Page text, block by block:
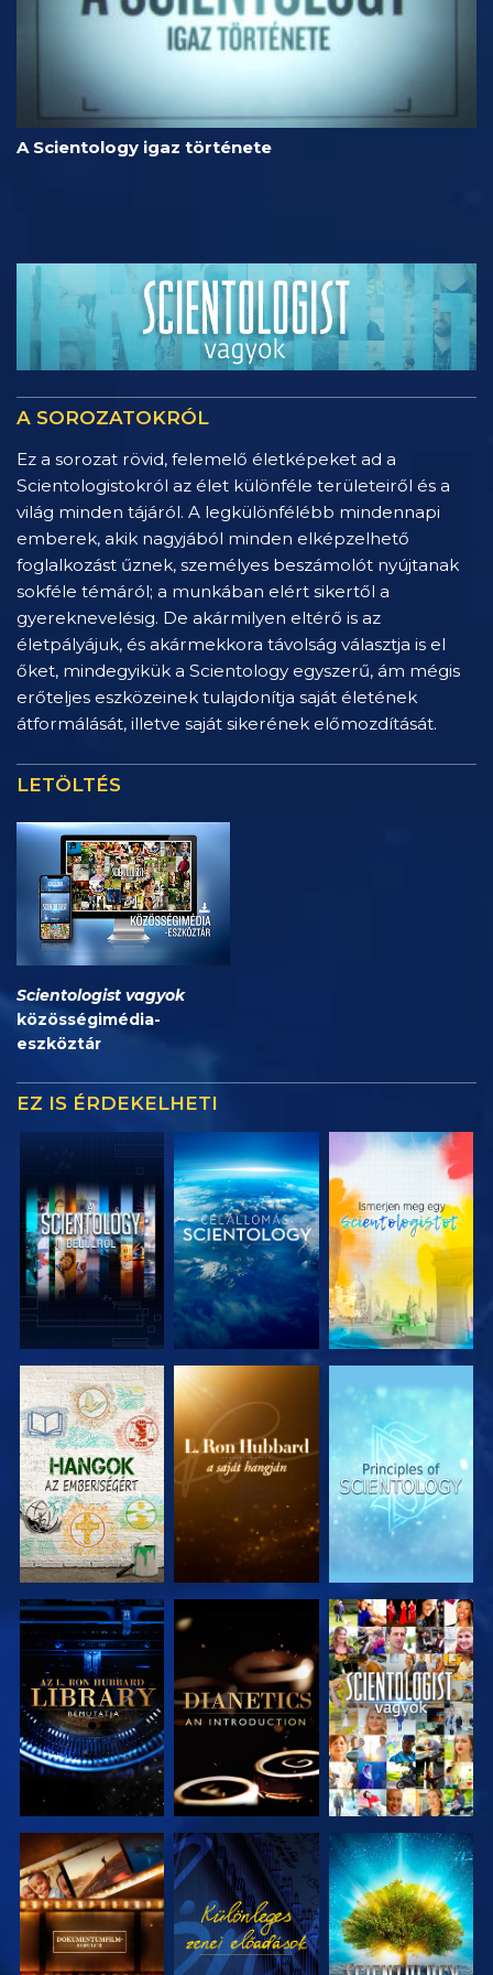
A Scientology igaz története
A SOROZATOKRÓL
Ez a sorozat rövid, felemelő életképeket ad a
Scientologistokról az élet különféle területeiről és a
világ minden tájáról. A legkülönfélébb mindennapi
emberek, akik nagyjából minden elképzelhető
foglalkozást űznek, személyes beszámolót nyújtanak
sokféle témáról; a munkában elért sikertől a
gyereknevelésig. De akármilyen eltérő is az
életpályájuk, és akármekkora távolság választja is el
őket, mindegyikük a Scientology egyszerű, ám mégis
erőteljes eszközeinek tulajdonítja saját életének
átformálását, illetve saját sikerének előmozdítását.
LETÖLTÉS
Scientologist vagyok
közösségimédia-
eszköztár
EZ IS ÉRDEKELHETI
A SOROZAT
RÉSZEI
A SOROZAT
RÉSZEI
A SOROZAT
RÉSZEI
A SOROZAT
RÉSZEI
A SOROZAT
RÉSZEI
MŰSORNÉZÉS
A SOROZAT
RÉSZEI
MŰSORNÉZÉS
A SOROZAT
RÉSZEI